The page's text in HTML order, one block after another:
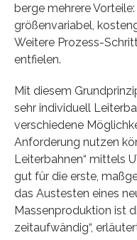
berge mehrere
größenvariabel,
Weitere Prozess-
entfielen.
Mit diesem
sehr individuell
verschiedene
Anforderung nutzen
Leiterbahnen“ mittels
gut für die erste,
das Austesten eines
Massenproduktion ist
zeitaufwändig“,